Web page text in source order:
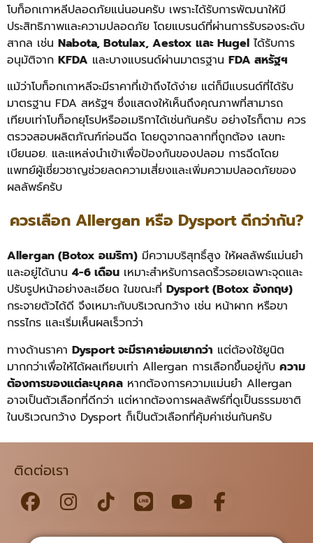
โบท็อกเกาหลีปลอดภัยแน่นอนครับ เพราะได้รับการพัฒนาให้มี
ประสิทธิภาพและความปลอดภัย โดยแบรนด์ที่ผ่านการรับรองระดับ
สากล เช่น Nabota, Botulax, Aestox และ Hugel ได้รับการ
อนุมัติจาก KFDA และบางแบรนด์ผ่านมาตรฐาน FDA สหรัฐฯ
แม้ว่าโบท็อกเกาหลีจะมีราคาที่เข้าถึงได้ง่าย แต่ก็มีแบรนด์ที่ได้รับ
มาตรฐาน FDA สหรัฐฯ ซึ่งแสดงให้เห็นถึงคุณภาพที่สามารถ
เทียบเท่าโบท็อกยุโรปหรืออเมริกาได้เช่นกันครับ อย่างไรก็ตาม ควร
ตรวจสอบผลิตภัณฑ์ก่อนฉีด โดยดูจากฉลากที่ถูกต้อง เลขทะ
เบียนอย. และแหล่งนำเข้าเพื่อป้องกันของปลอม การฉีดโดย
แพทย์ผู้เชี่ยวชาญช่วยลดความเสี่ยงและเพิ่มความปลอดภัยของ
ผลลัพธ์ครับ
ควรเลือก Allergan หรือ Dysport ดีกว่ากัน?
Allergan (Botox อเมริกา) มีความบริสุทธิ์สูง ให้ผลลัพธ์แม่นยำ
และอยู่ได้นาน 4-6 เดือน เหมาะสำหรับการลดริ้วรอยเฉพาะจุดและ
ปรับรูปหน้าอย่างละเอียด ในขณะที่ Dysport (Botox อังกฤษ)
กระจายตัวได้ดี จึงเหมาะกับบริเวณกว้าง เช่น หน้าผาก หรือขา
กรรไกร และเริ่มเห็นผลเร็วกว่า
ทางด้านราคา Dysport จะมีราคาย่อมเยากว่า แต่ต้องใช้ยูนิต
มากกว่าเพื่อให้ได้ผลเทียบเท่า Allergan การเลือกขึ้นอยู่กับ ความ
ต้องการของแต่ละบุคคล หากต้องการความแม่นยำ Allergan
อาจเป็นตัวเลือกที่ดีกว่า แต่หากต้องการผลลัพธ์ที่ดูเป็นธรรมชาติ
ในบริเวณกว้าง Dysport ก็เป็นตัวเลือกที่คุ้มค่าเช่นกันครับ
ติดต่อเรา